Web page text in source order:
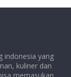
indonesia yang
kuliner dan